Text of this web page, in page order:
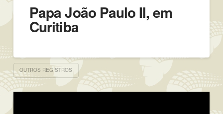
Papa João Paulo II, em
Curitiba
OUTROS REGISTROS